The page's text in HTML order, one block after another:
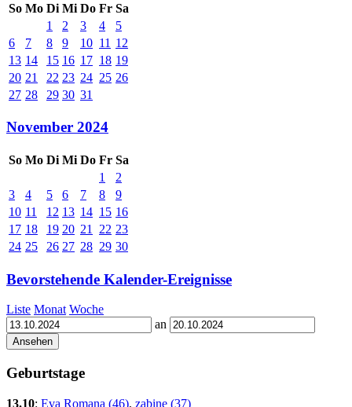
So Mo Di Mi Do Fr Sa
1
2 3 4
5
6
7 8 9 10 11 12
13 14 15 16 17 18 19
20 21 22 23 24 25 26
27 28 29 30 31
November 2024
So Mo Di Mi Do Fr Sa
1
2
3
4 5 6 7 8
9
10 11 12 13 14 15 16
17 18 19 20 21 22 23
24 25 26 27 28 29 30
Bevorstehende Kalender-Ereignisse
Liste Monat Woche
an
Geburtstage
13.10: Eva Romana (46), zabine (37)